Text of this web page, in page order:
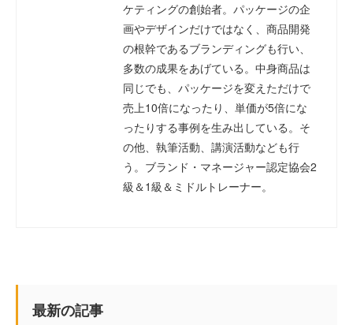
ケティングの創始者。パッケージの企
画やデザインだけではなく、商品開発
の根幹であるブランディングも行い、
多数の成果をあげている。中身商品は
同じでも、パッケージを変えただけで
売上10倍になったり、単価が5倍にな
ったりする事例を生み出している。そ
の他、執筆活動、講演活動なども行
う。ブランド・マネージャー認定協会2
級＆1級＆ミドルトレーナー。
最新の記事